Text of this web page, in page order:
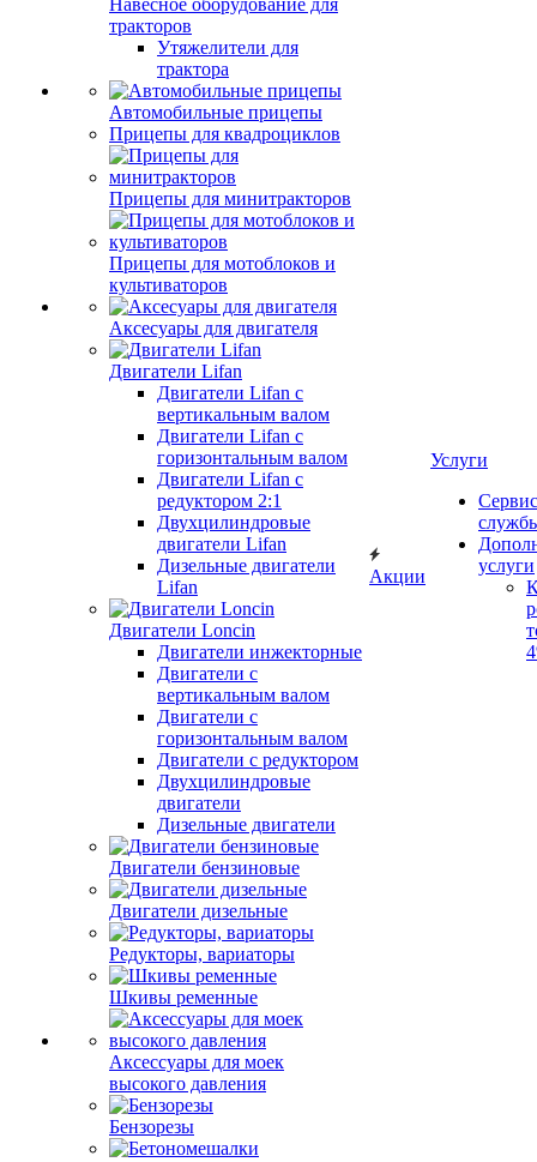
Навесное оборудование для
тракторов
Утяжелители для
трактора
Автомобильные прицепы
Прицепы для квадроциклов
Прицепы для минитракторов
Прицепы для мотоблоков и
культиваторов
Аксесуары для двигателя
Двигатели Lifan
Двигатели Lifan с
вертикальным валом
Двигатели Lifan с
горизонтальным валом
Двигатели Lifan с
редуктором 2:1
Двухцилиндровые
двигатели Lifan
Дизельные двигатели
Lifan
Двигатели Loncin
Двигатели инжекторные
Двигатели с
вертикальным валом
Двигатели с
горизонтальным валом
Двигатели с редуктором
Двухцилиндровые
двигатели
Дизельные двигатели
Двигатели бензиновые
Двигатели дизельные
Редукторы, вариаторы
Шкивы ременные
Аксессуары для моек
высокого давления
Бензорезы
Акции
Услуги
услуги